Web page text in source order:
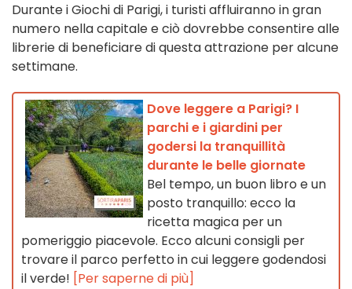
Durante i Giochi di Parigi, i turisti affluiranno in gran
numero nella capitale e ciò dovrebbe consentire alle
librerie di beneficiare di questa attrazione per alcune
settimane.
Dove leggere a Parigi? I
parchi e i giardini per
godersi la tranquillità
durante le belle giornate
Bel tempo, un buon libro e un
posto tranquillo: ecco la
ricetta magica per un
pomeriggio piacevole. Ecco alcuni consigli per
trovare il parco perfetto in cui leggere godendosi
il verde! [Per saperne di più]